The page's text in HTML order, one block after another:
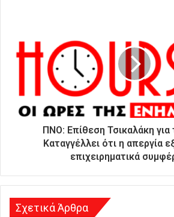
η
ΠΝΟ: Επίθεση Τσικαλάκη
Καταγγέλλει ότι η απεργία
επιχειρηματικά
Σχετικά Άρθρα